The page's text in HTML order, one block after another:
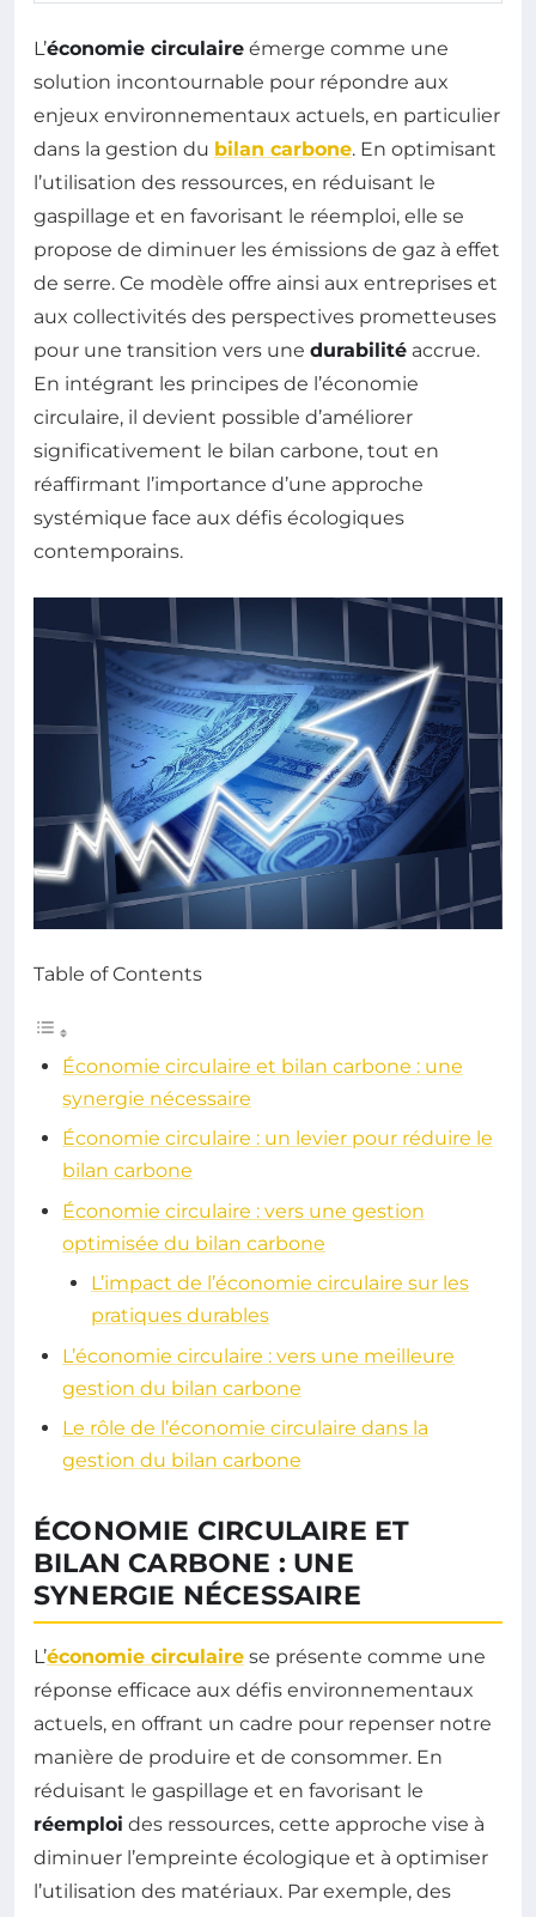
L’économie circulaire émerge comme une
solution incontournable pour répondre aux
enjeux environnementaux actuels, en particulier
dans la gestion du bilan carbone. En optimisant
l’utilisation des ressources, en réduisant le
gaspillage et en favorisant le réemploi, elle se
propose de diminuer les émissions de gaz à effet
de serre. Ce modèle offre ainsi aux entreprises et
aux collectivités des perspectives prometteuses
pour une transition vers une durabilité accrue.
En intégrant les principes de l’économie
circulaire, il devient possible d’améliorer
significativement le bilan carbone, tout en
réaffirmant l’importance d’une approche
systémique face aux défis écologiques
contemporains.
Table of Contents
Économie circulaire et bilan carbone : une
synergie nécessaire
Économie circulaire : un levier pour réduire le
bilan carbone
Économie circulaire : vers une gestion
optimisée du bilan carbone
L’impact de l’économie circulaire sur les
pratiques durables
L’économie circulaire : vers une meilleure
gestion du bilan carbone
Le rôle de l’économie circulaire dans la
gestion du bilan carbone
ÉCONOMIE CIRCULAIRE ET
BILAN CARBONE : UNE
SYNERGIE NÉCESSAIRE
L’économie circulaire se présente comme une
réponse efficace aux défis environnementaux
actuels, en offrant un cadre pour repenser notre
manière de produire et de consommer. En
réduisant le gaspillage et en favorisant le
réemploi des ressources, cette approche vise à
diminuer l’empreinte écologique et à optimiser
l’utilisation des matériaux. Par exemple, des